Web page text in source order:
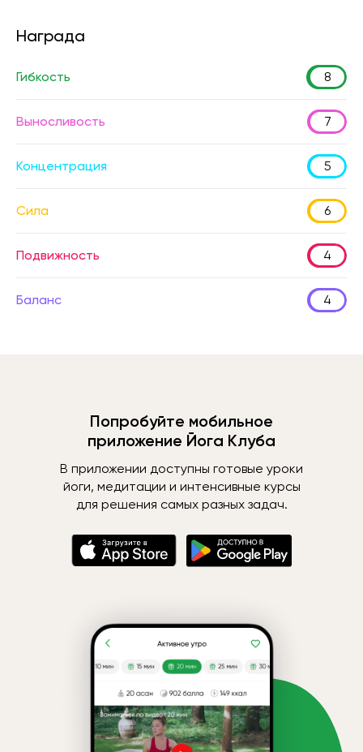
Награда
Гибкость 8
Выносливость 7
Концентрация 5
Сила 6
Подвижность 4
Баланс 4
Попробуйте мобильное
приложение Йога Клуба
В приложении доступны готовые уроки
йоги, медитации и интенсивные курсы
для решения самых разных задач.